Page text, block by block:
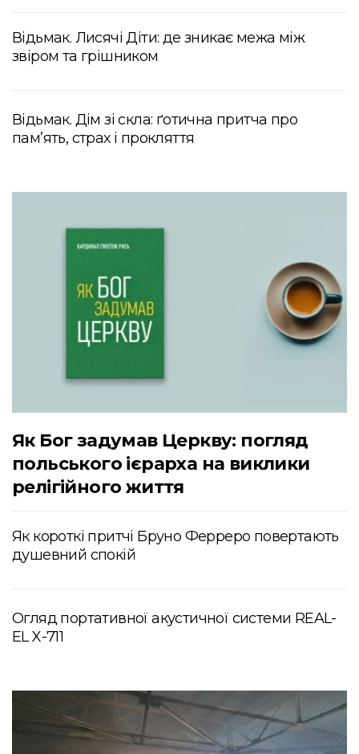
Відьмак. Лисячі Діти: де зникає межа між
звіром та грішником
Відьмак. Дім зі скла: ґотична притча про
пам’ять, страх і прокляття
Як Бог задумав Церкву: погляд
польського ієрарха на виклики
релігійного життя
Як короткі притчі Бруно Ферреро повертають
душевний спокій
Огляд портативної акустичної системи REAL-
EL X-711